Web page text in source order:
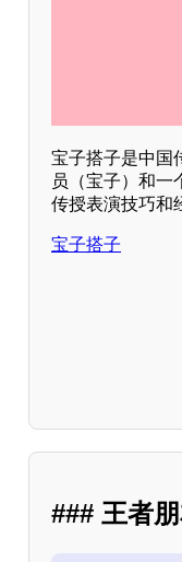
宝子搭子是中国
员（宝子）和一
传授表演技巧和
宝子搭子
### 王者